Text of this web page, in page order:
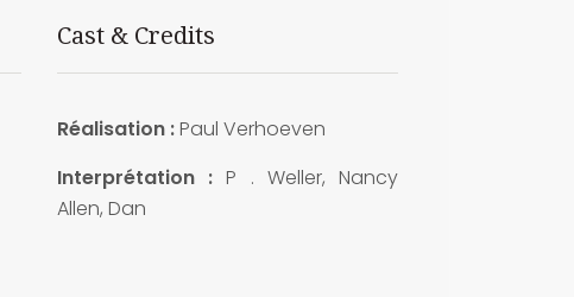
Cast & Credits
Réalisation :Paul Verhoeven
Interprétation : P . Weller, Nancy
Allen, Dan